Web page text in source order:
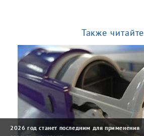
Также читайте
2026 год станет последним для применения